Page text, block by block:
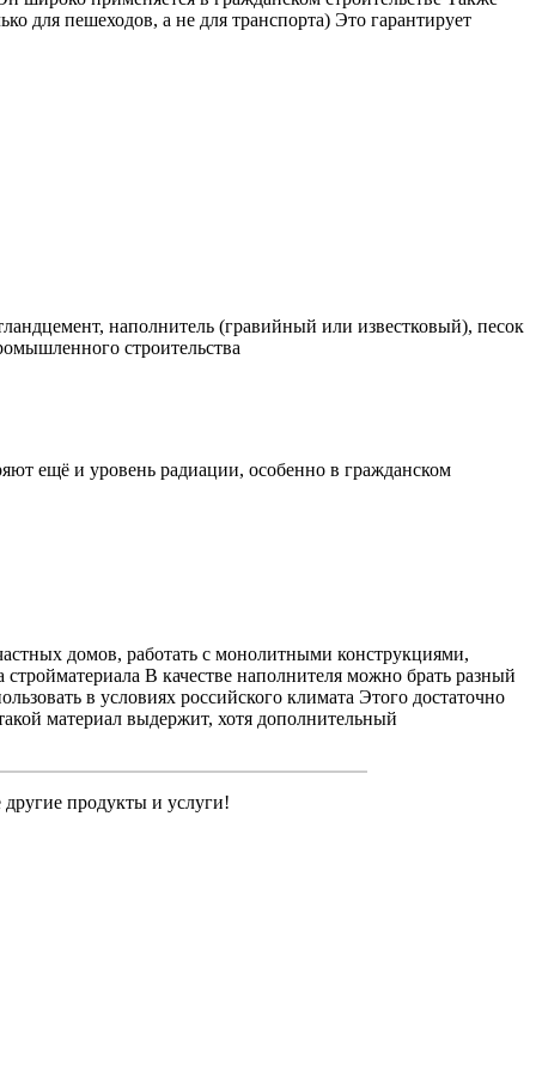
для пешеходов, а не для транспорта) Это гарантирует
наполнитель (гравийный или известковый), песок
строительства
ещё и уровень радиации, особенно в гражданском
домов, работать с монолитными конструкциями,
В качестве наполнителя можно брать разный
в условиях российского климата Этого достаточно
материал выдержит, хотя дополнительный
продукты и услуги!